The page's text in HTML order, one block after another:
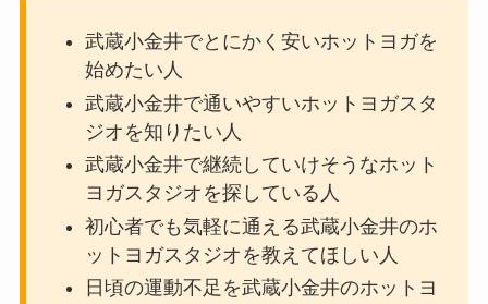
武蔵小金井でとにかく安いホットヨガを
始めたい人
武蔵小金井で通いやすいホットヨガスタ
ジオを知りたい人
武蔵小金井で継続していけそうなホット
ヨガスタジオを探している人
初心者でも気軽に通える武蔵小金井のホ
ットヨガスタジオを教えてほしい人
日頃の運動不足を武蔵小金井のホットヨ